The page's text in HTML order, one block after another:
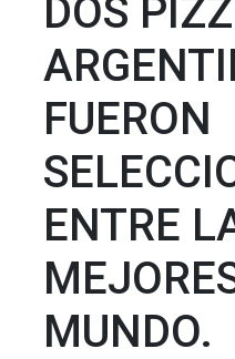
DOS
FUERON
ENTRE
MUNDO.